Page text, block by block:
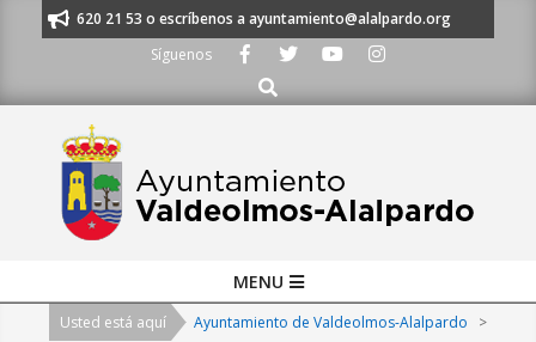
al 91 620 21 53 o escríbenos a ayuntamiento@alalpardo.org
Síguenos
Buscar
Navigation
MENU
Usted está aquí Ayuntamiento de Valdeolmos-Alalpardo
>